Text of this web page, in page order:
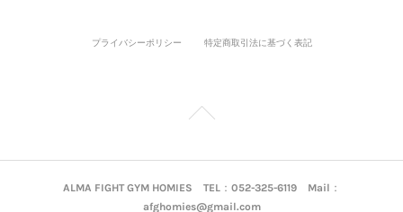
プライバシーポリシー 特定商取引法に基づく表記
ALMA FIGHT GYM HOMIES TEL：052-325-6119 Mail：
afghomies@gmail.com